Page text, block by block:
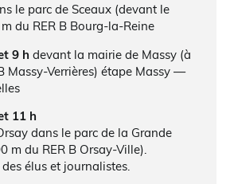
le parc de Sceaux (devant le
du RER B Bourg-la-Reine
9 h devant la mairie de Massy (à
Massy-Verrières) étape Massy —
11 h
dans le parc de la Grande
m du RER B Orsay-Ville).
élus et journalistes.